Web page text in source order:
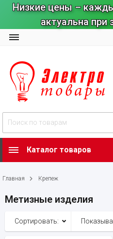
Низкие цены –
актуальна
Каталог товаров
Главная Крепеж
Метизные изделия
Сортировать: